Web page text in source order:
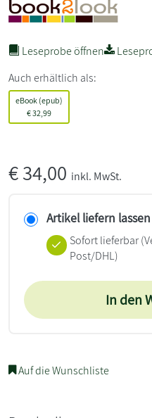
Leseprobe öffnen
Auch erhältlich als:
eBook (epub)
€32,99
€34,00 inkl. MwSt.
Artikel liefern lassen
Sofort lieferbar
Post/DHL)
In den
Auf die Wunschliste